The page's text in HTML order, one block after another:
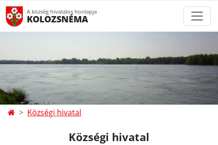
A község hivatalos honlapja
KOLOZSNÉMA
Községi hivatal
Községi hivatal